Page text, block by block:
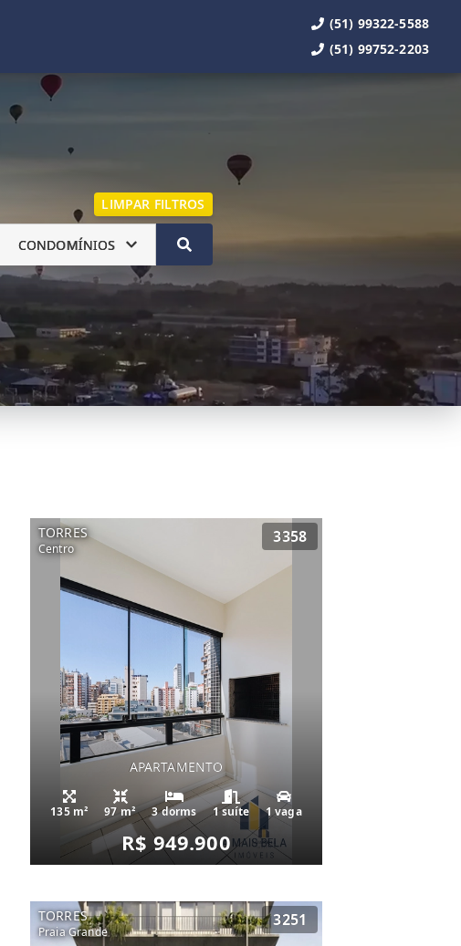
(51) 99322-5588
(51) 99752-2203
LIMPAR FILTROS
CONDOMÍNIOS
TORRES
Centro
3358
APARTAMENTO
135 m² 97 m² 3 dorms 1 suíte 1 vaga
R$ 949.900
TORRES
Praia Grande
3251